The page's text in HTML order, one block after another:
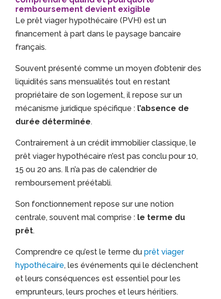
remboursement devient exigible
Le prêt viager hypothécaire (PVH) est un
financement à part dans le paysage bancaire
français.
Souvent présenté comme un moyen d’obtenir des
liquidités sans mensualités tout en restant
propriétaire de son logement, il repose sur un
mécanisme juridique spécifique : l’absence de
durée déterminée.
Contrairement à un crédit immobilier classique, le
prêt viager hypothécaire n’est pas conclu pour 10,
15 ou 20 ans. Il n’a pas de calendrier de
remboursement préétabli.
Son fonctionnement repose sur une notion
centrale, souvent mal comprise : le terme du
prêt.
Comprendre ce qu’est le terme duprêt viager
hypothécaire, les événements qui le déclenchent
et leurs conséquences est essentiel pour les
emprunteurs, leurs proches et leurs héritiers.